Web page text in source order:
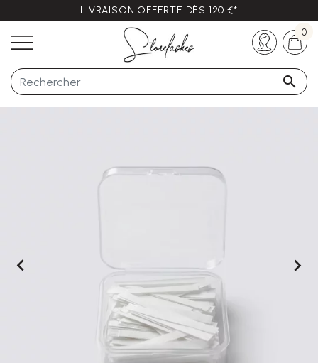
LIVRAISON OFFERTE DÈS 120 €*
Des questions ?
+33 (0)5 57 21 62 94

0
 